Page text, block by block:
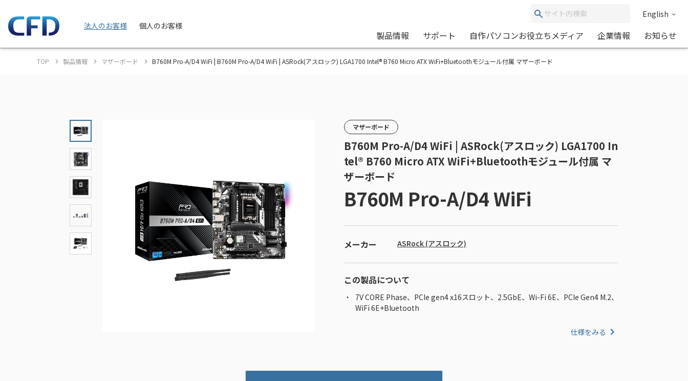
法人のお客様 個人のお客様
English
製品情報 サポート 自作パソコンお役立ちメディア 企業情報 お知らせ
TOP 製品情報 マザーボード B760M Pro-A/D4 WiFi | B760M Pro-A/D4 WiFi | ASRock(アスロック) LGA1700 Intel® B760 Micro ATX WiFi+Bluetoothモジュール付属 マザーボード
マザーボード
B760M Pro-A/D4 WiFi | ASRock(アスロック) LGA1700 In
tel® B760 Micro ATX WiFi+Bluetoothモジュール付属 マ
ザーボード
B760M Pro-A/D4 WiFi
メーカー ASRock (アスロック)
この製品について
7V CORE Phase、PCIe gen4 x16スロット、2.5GbE、Wi-Fi 6E、PCIe Gen4 M.2、
WiFi 6E+Bluetooth
仕様をみる